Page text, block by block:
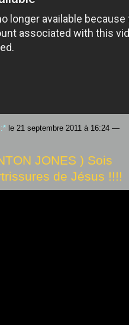
le 21 septembre 2011 à 16:24 —
JONES ) Sois
de Jésus !!!!